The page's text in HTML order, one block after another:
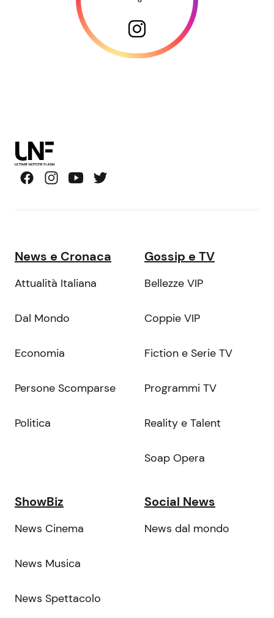
News e Cronaca
Attualità Italiana
Dal Mondo
Economia
Persone Scomparse
Politica
Gossip e TV
Bellezze VIP
Coppie VIP
Fiction e Serie TV
Programmi TV
Reality e Talent
Soap Opera
ShowBiz
News Cinema
News Musica
News Spettacolo
Social News
News dal mondo